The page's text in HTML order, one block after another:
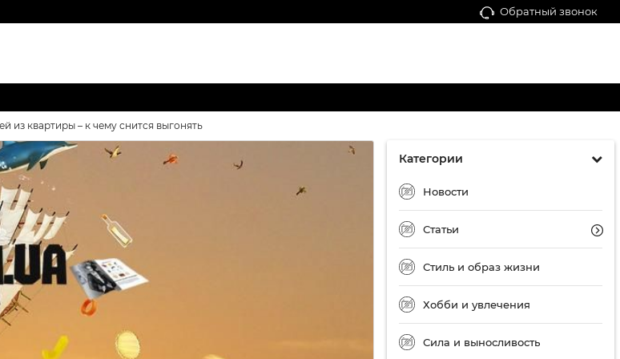
Обратный звонок
из квартиры – к чему снится выгонять
Категории
Новости
Статьи
Стиль и образ жизни
Хобби и увлечения
Сила и выносливость